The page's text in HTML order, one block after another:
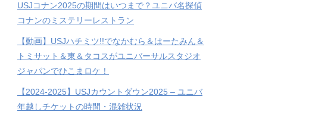
USJコナン2025の期間はいつまで？ユニバ名探偵
コナンのミステリーレストラン
【動画】USJハチミツ!!でなかむら＆はーたみん＆
トミサット＆東＆タコスがユニバーサルスタジオ
ジャパンでひこまロケ！
【2024-2025】USJカウントダウン2025 – ユニバ
年越しチケットの時間・混雑状況